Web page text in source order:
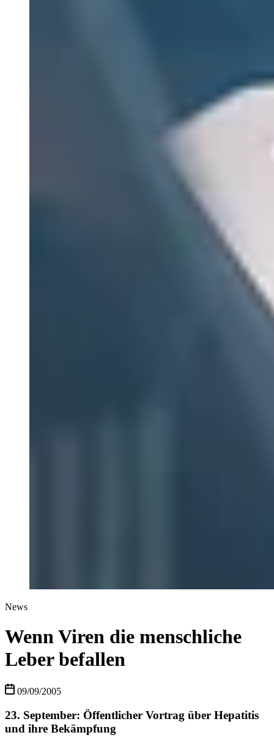
News
Wenn Viren die menschliche
Leber befallen
09/09/2005
23. September: Öffentlicher Vortrag über Hepatitis
und ihre Bekämpfung